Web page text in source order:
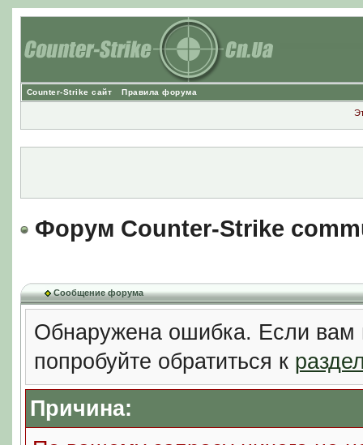
Counter-Strike сайт Правила форума
Форум Counter-Strike
Сообщение форума
Обнаружена ошибка. Если вам
попробуйте обратиться к
Причина: